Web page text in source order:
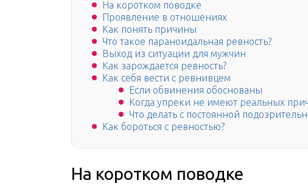
На коротком поводке
Проявление в отношениях
Как понять причины
Что такое параноидальная ревность?
Выход из ситуации для мужчин
Как зарождается ревность?
Как себя вести с ревнивцем
Если обвинения обоснованы
Когда упреки не имеют реальных
Что делать с постоянной
Как бороться с ревностью?
На коротком поводке